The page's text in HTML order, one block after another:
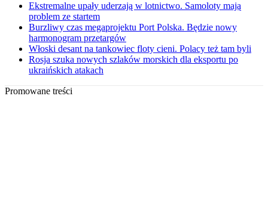
Ekstremalne upały uderzają w lotnictwo. Samoloty mają
problem ze startem
Burzliwy czas megaprojektu Port Polska. Będzie nowy
harmonogram przetargów
Włoski desant na tankowiec floty cieni. Polacy też tam byli
Rosja szuka nowych szlaków morskich dla eksportu po
ukraińskich atakach
Promowane treści